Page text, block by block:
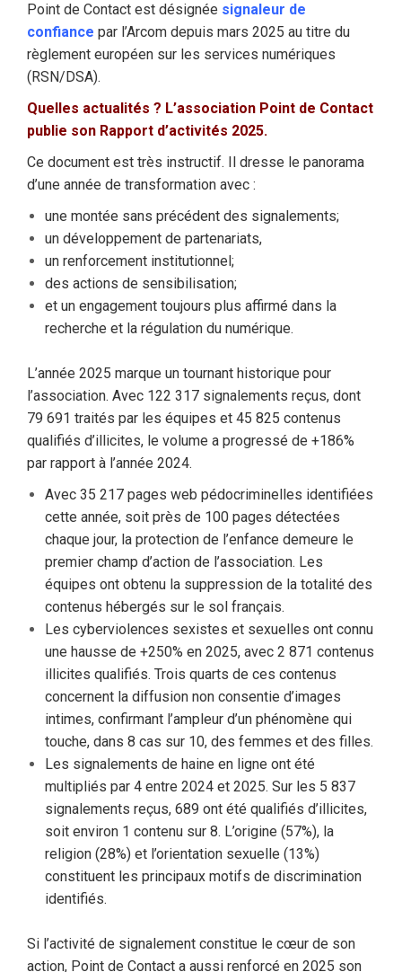
Point de Contact est désignée signaleur de
confiance par l’Arcom depuis mars 2025 au titre du
règlement européen sur les services numériques
(RSN/DSA).
Quelles actualités ? L’association Point de Contact
publie son Rapport d’activités 2025.
Ce document est très instructif. Il dresse le panorama
d’une année de transformation avec :
une montée sans précédent des signalements;
un développement de partenariats,
un renforcement institutionnel;
des actions de sensibilisation;
et un engagement toujours plus affirmé dans la
recherche et la régulation du numérique.
L’année 2025 marque un tournant historique pour
l’association. Avec 122 317 signalements reçus, dont
79 691 traités par les équipes et 45 825 contenus
qualifiés d’illicites, le volume a progressé de +186%
par rapport à l’année 2024.
Avec 35 217 pages web pédocriminelles identifiées
cette année, soit près de 100 pages détectées
chaque jour, la protection de l’enfance demeure le
premier champ d’action de l’association. Les
équipes ont obtenu la suppression de la totalité des
contenus hébergés sur le sol français.
Les cyberviolences sexistes et sexuelles ont connu
une hausse de +250% en 2025, avec 2 871 contenus
illicites qualifiés. Trois quarts de ces contenus
concernent la diffusion non consentie d’images
intimes, confirmant l’ampleur d’un phénomène qui
touche, dans 8 cas sur 10, des femmes et des filles.
Les signalements de haine en ligne ont été
multipliés par 4 entre 2024 et 2025. Sur les 5 837
signalements reçus, 689 ont été qualifiés d’illicites,
soit environ 1 contenu sur 8. L’origine (57%), la
religion (28%) et l’orientation sexuelle (13%)
constituent les principaux motifs de discrimination
identifiés.
Si l’activité de signalement constitue le cœur de son
action, Point de Contact a aussi renforcé en 2025 son